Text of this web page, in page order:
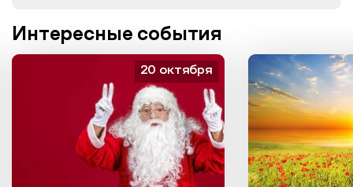
Интересные события
20 октября